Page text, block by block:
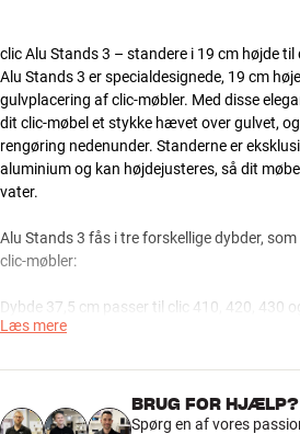
clic Alu Stands 3 – standere i 19 cm højde til
Alu Stands 3 er specialdesignede, 19 cm
gulvplacering af clic-møbler. Med disse
dit clic-møbel et stykke hævet over gulvet,
rengøring nedenunder. Standerne er
aluminium og kan højdejusteres, så dit
vater.
Alu Stands 3 fås i tre forskellige dybder,
clic-møbler:
Dybde 37,5 cm passer til clic 410, 420, 430
Dybde 45,5 cm passer til clic 111, 211, 311,
clic Alu Stands 3 fås i sort eller sølv finish og
Ekstra støtteben til clic-møbler i hhv. 2 og 3
Læs mere
BRUG FOR HJÆLP?
Spørg en af vores